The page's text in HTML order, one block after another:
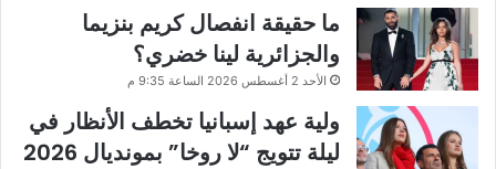
ما حقيقة انفصال كريم بنزيما
والجزائرية لينا خضري؟
الأحد 2 أغسطس 2026 الساعة 9:35 م
ولية عهد إسبانيا تخطف الأنظار في
ليلة تتويج “لا روخا” بمونديال 2026